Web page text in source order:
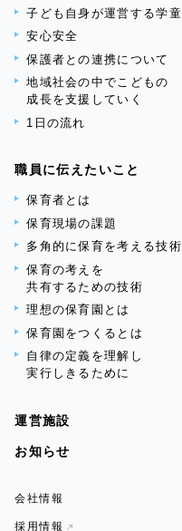
子ども自身が運営する学童
安心安全
保護者との連携について
地域社会の中でこどもの
成長を支援していく
1日の流れ
職員に伝えたいこと
保育者とは
保育現場の課題
多角的に保育を考える技術
保育の考えを
共有するための技術
理想の保育園とは
保育園をつくるとは
自律の定義を理解し
実行しきるために
運営施設
お知らせ
会社情報
採用情報